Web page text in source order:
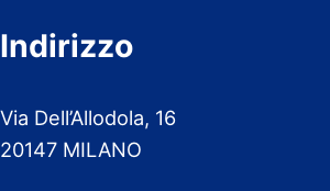
Indirizzo
Via Dell’Allodola, 16
20147 MILANO